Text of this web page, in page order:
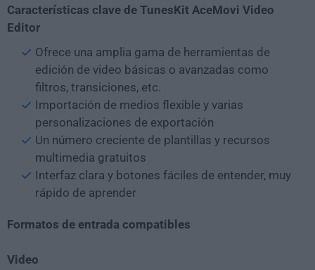
Características clave de TunesKit AceMovi Video
Editor
Ofrece una amplia gama de herramientas de
edición de video básicas o avanzadas como
filtros, transiciones, etc.
Importación de medios flexible y varias
personalizaciones de exportación
Un número creciente de plantillas y recursos
multimedia gratuitos
Interfaz clara y botones fáciles de entender, muy
rápido de aprender
Formatos de entrada compatibles
Video